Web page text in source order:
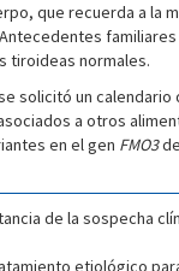
que recuerda a la
tiroideas normales.
solicitó un
a otros
en el gen FMO3
de la sospecha
etiológico